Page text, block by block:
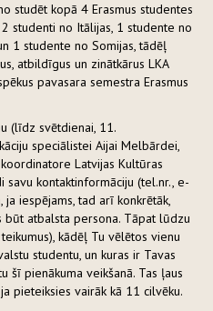
studēt kopā 4 Erasmus studentes
studenti no Itālijas, 1 studente no
1 studente no Somijas, tādēļ
atbildīgus un zinātkārus LKA
pavasara semestra Erasmus
(līdz svētdienai, 11.
speciālistei Aijai Melbārdei,
Latvijas Kultūras
savu kontaktinformāciju (tel.nr., e-
ja iespējams, tad arī konkrētāk,
būt atbalsta persona. Tāpat lūdzu
kādēļ Tu vēlētos vienu
studentu, un kuras ir Tavas
šī pienākuma veikšanā. Tas ļaus
pieteiksies vairāk kā 11 cilvēku.